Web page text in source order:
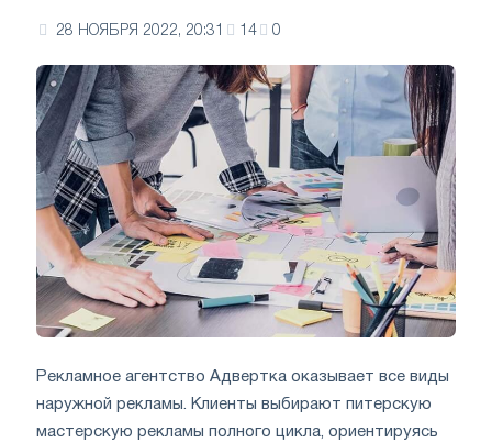
28 НОЯБРЯ 2022, 20:31 14 0
Рекламное агентство Адвертка оказывает все виды
наружной рекламы. Клиенты выбирают питерскую
мастерскую рекламы полного цикла, ориентируясь